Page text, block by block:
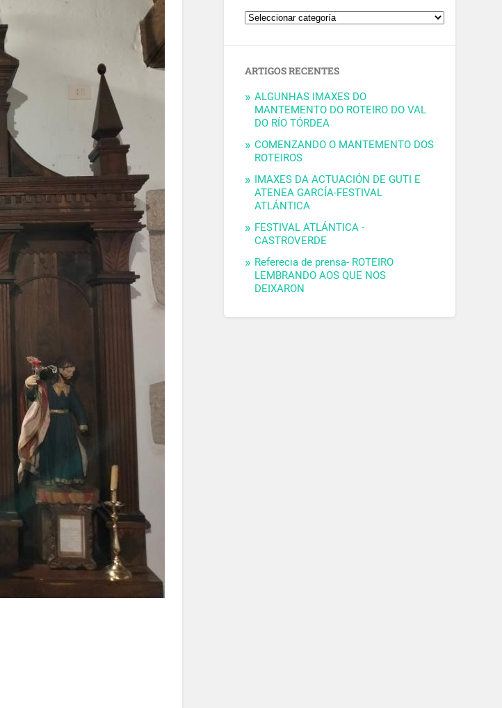
ARTIGOS RECENTES
ALGUNHAS IMAXES DO
MANTEMENTO DO ROTEIRO DO VAL
DO RÍO TÓRDEA
COMENZANDO O MANTEMENTO DOS
ROTEIROS
IMAXES DA ACTUACIÓN DE GUTI E
ATENEA GARCÍA-FESTIVAL
ATLÁNTICA
FESTIVAL ATLÁNTICA -
CASTROVERDE
Referecia de prensa- ROTEIRO
LEMBRANDO AOS QUE NOS
DEIXARON